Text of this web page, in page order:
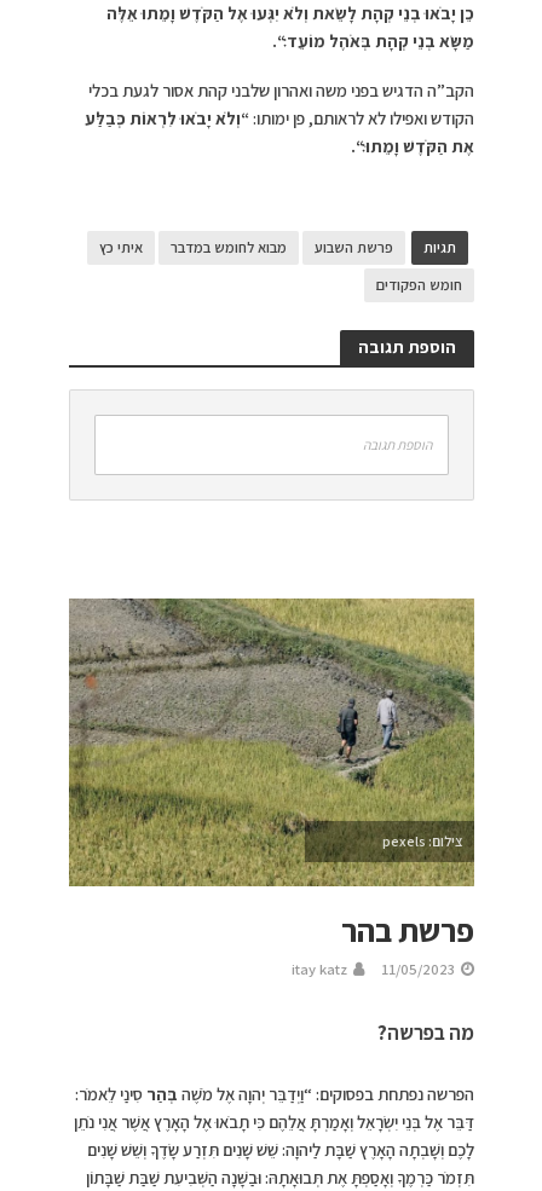
כֵן יָבֹאוּ בְנֵי קְהָת לָשֵׂאת וְלֹא יִגְּעוּ אֶל הַקֹּדֶשׁ וָמֵתוּ אֵלֶּה
מַשָּׂא בְנֵי קְהָת בְּאֹהֶל מוֹעֵד׃“
.
הקב”ה הדגיש בפני משה ואהרון שלבני קהת אסור לגעת בכלי
הקודש ואפילו לא לראותם, פן ימותו:“וְלֹא יָבֹאוּ לִרְאוֹת כְּבַלַּע
אֶת הַקֹּדֶשׁ וָמֵתוּ׃“
.
תגיות פרשת השבוע מבוא לחומש במדבר
איתי כץ
חומש הפקודים
הוספת תגובה
הוספת תגובה
צילום: pexels
פרשת בהר
11/05/2023
itay katz
מה בפרשה?
הפרשה נפתחת בפסוקים: “וַיְדַבֵּר יְהוָה אֶל מֹשֶׁה בְּהַר סִינַי לֵאמֹר:
דַּבֵּר אֶל בְּנֵי יִשְׂרָאֵל וְאָמַרְתָּ אֲלֵהֶם כִּי תָבֹאוּ אֶל הָאָרֶץ אֲשֶׁר אֲנִי נֹתֵן
לָכֶם וְשָׁבְתָה הָאָרֶץ שַׁבָּת לַיהוָה: שֵׁשׁ שָׁנִים תִּזְרַע שָׂדֶךָ וְשֵׁשׁ שָׁנִים
תִּזְמֹר כַּרְמֶךָ וְאָסַפְתָּ אֶת תְּבוּאָתָהּ: וּבַשָּׁנָה הַשְּׁבִיעִת שַׁבַּת שַׁבָּתוֹן